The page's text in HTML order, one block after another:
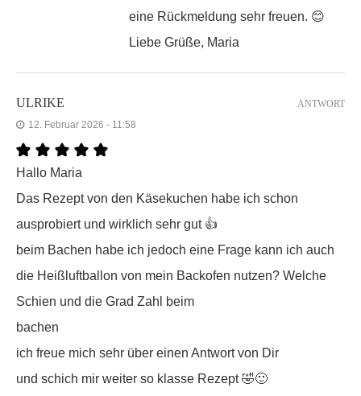
eine Rückmeldung sehr freuen. 😊
Liebe Grüße, Maria
ULRIKE
12. Februar 2026 - 11:58
Hallo Maria
Das Rezept von den Käsekuchen habe ich schon
ausprobiert und wirklich sehr gut 👍
beim Bachen habe ich jedoch eine Frage kann ich auch
die Heißluftballon von mein Backofen nutzen? Welche
Schien und die Grad Zahl beim
bachen
ich freue mich sehr über einen Antwort von Dir
und schich mir weiter so klasse Rezept 🤣🙂
ANTWORT